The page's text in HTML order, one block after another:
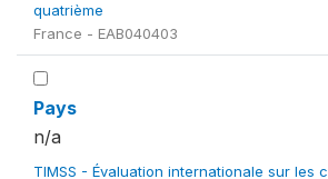
quatrième
France - EAB040403
Pays
n/a
TIMSS - Évaluation internationale sur les